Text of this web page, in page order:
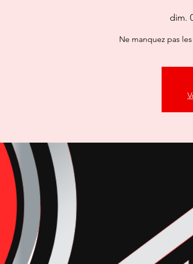
dim.
Ne manquez pas